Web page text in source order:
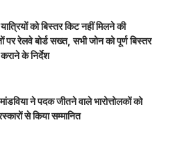
को बिस्तर किट नहीं मिलने की
पर रेलवे बोर्ड सख्त, सभी जोन को पूर्ण बिस्तर
के निर्देश
ने पदक जीतने वाले भारोत्तोलकों को
से किया सम्मानित